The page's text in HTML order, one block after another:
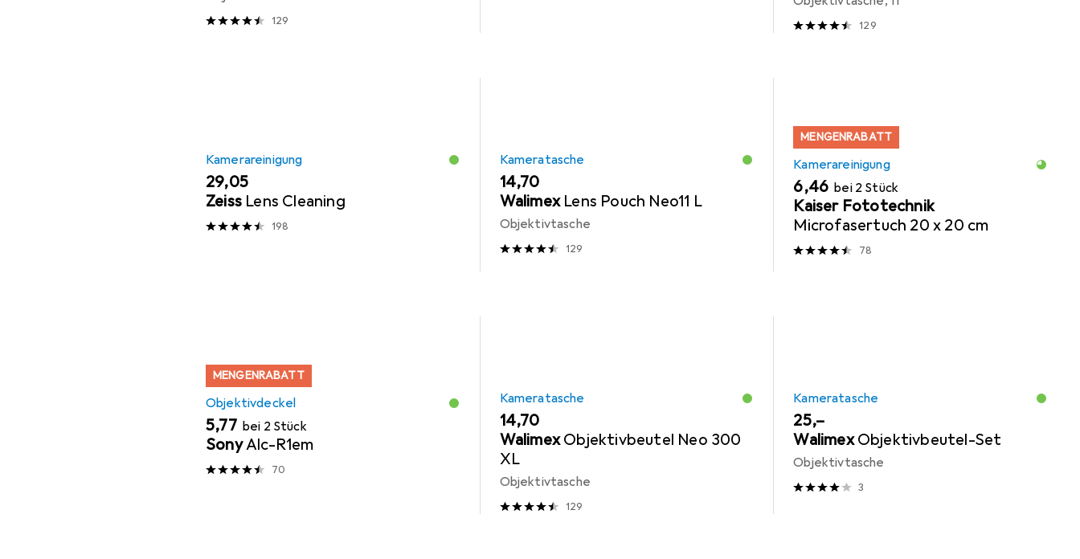
129 129
Kamerareinigung
EUR
29,05
Zeiss Lens Cleaning
198
Kameratasche
EUR
14,70
Walimex Lens Pouch Neo11 L
Objektivtasche
129
MENGENRABATT
Kamerareinigung
EUR
6,46 bei 2 Stück
Kaiser Fototechnik
Microfasertuch 20 x 20 cm
78
MENGENRABATT
Objektivdeckel
EUR
5,77 bei 2 Stück
SonyAlc-R1em
70
Kameratasche
EUR
14,70
WalimexObjektivbeutel Neo 300
XL
Objektivtasche
129
Kameratasche
EUR
25,–
Walimex Objektivbeutel-Set
Objektivtasche
3